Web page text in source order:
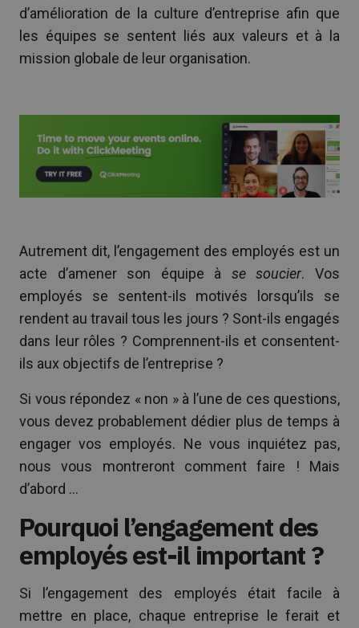
d’amélioration de la culture d’entreprise afin que
les équipes se sentent liés aux valeurs et à la
mission globale de leur organisation.
Autrement dit, l’engagement des employés est un
acte d’amener son équipe à se soucier. Vos
employés se sentent-ils motivés lorsqu’ils se
rendent au travail tous les jours ? Sont-ils engagés
dans leur rôles ? Comprennent-ils et consentent-
ils aux objectifs de l’entreprise ?
Si vous répondez « non » à l’une de ces questions,
vous devez probablement dédier plus de temps à
engager vos employés. Ne vous inquiétez pas,
nous vous montreront comment faire ! Mais
d’abord …
Pourquoi l’engagement des
employés est-il important ?
Si l’engagement des employés était facile à
mettre en place, chaque entreprise le ferait et